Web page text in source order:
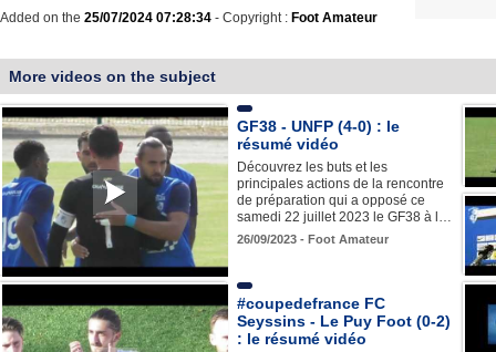
Added on the 25/07/2024 07:28:34 - Copyright : Foot Amateur
More videos on the subject
GF38 - UNFP (4-0) : le
résumé vidéo
Découvrez les buts et les
principales actions de la rencontre
de préparation qui a opposé ce
samedi 22 juillet 2023 le GF38 à l…
26/09/2023 - Foot Amateur
#coupedefrance FC
Seyssins - Le Puy Foot (0-2)
: le résumé vidéo